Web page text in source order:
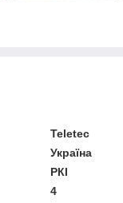
Teletec
Україна
РКІ
4